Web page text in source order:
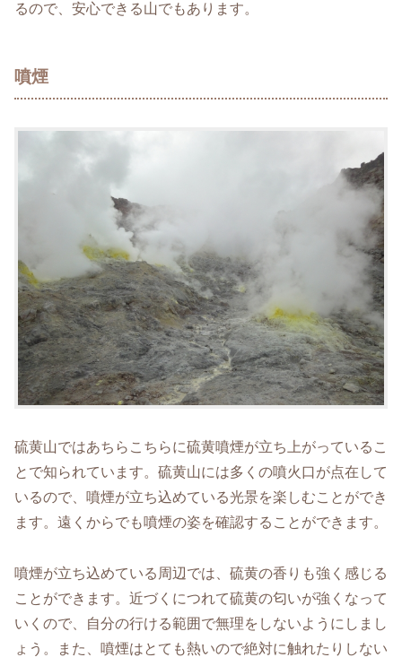
るので、安心できる山でもあります。
噴煙
硫黄山ではあちらこちらに硫黄噴煙が立ち上がっているこ
とで知られています。硫黄山には多くの噴火口が点在して
いるので、噴煙が立ち込めている光景を楽しむことができ
ます。遠くからでも噴煙の姿を確認することができます。
噴煙が立ち込めている周辺では、硫黄の香りも強く感じる
ことができます。近づくにつれて硫黄の匂いが強くなって
いくので、自分の行ける範囲で無理をしないようにしまし
ょう。また、噴煙はとても熱いので絶対に触れたりしない